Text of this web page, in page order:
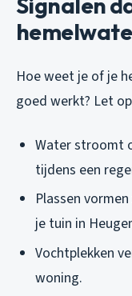
Hoe weet je of je
goed werkt? Let
Water stroomt
tijdens een
Plassen
je tuin in
Vochtplekken
woning.